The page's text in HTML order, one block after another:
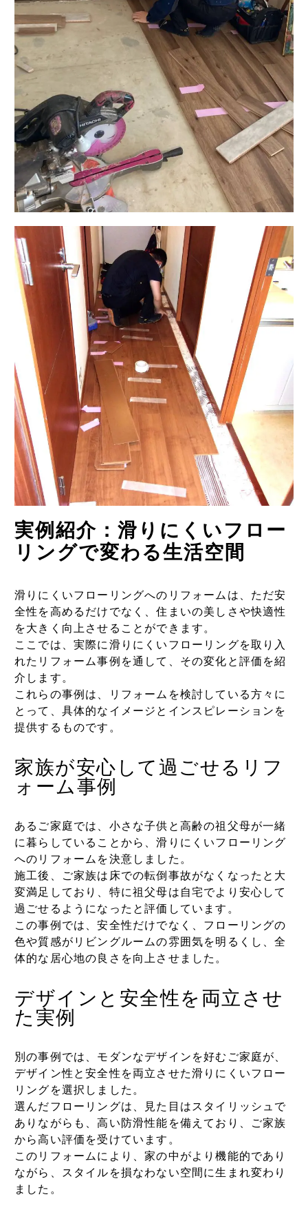
実例紹介：滑りにくいフロー
リングで変わる生活空間
滑りにくいフローリングへのリフォームは、ただ安
全性を高めるだけでなく、住まいの美しさや快適性
を大きく向上させることができます。
ここでは、実際に滑りにくいフローリングを取り入
れたリフォーム事例を通して、その変化と評価を紹
介します。
これらの事例は、リフォームを検討している方々に
とって、具体的なイメージとインスピレーションを
提供するものです。
家族が安心して過ごせるリフ
ォーム事例
あるご家庭では、小さな子供と高齢の祖父母が一緒
に暮らしていることから、滑りにくいフローリング
へのリフォームを決意しました。
施工後、ご家族は床での転倒事故がなくなったと大
変満足しており、特に祖父母は自宅でより安心して
過ごせるようになったと評価しています。
この事例では、安全性だけでなく、フローリングの
色や質感がリビングルームの雰囲気を明るくし、全
体的な居心地の良さを向上させました。
デザインと安全性を両立させ
た実例
別の事例では、モダンなデザインを好むご家庭が、
デザイン性と安全性を両立させた滑りにくいフロー
リングを選択しました。
選んだフローリングは、見た目はスタイリッシュで
ありながらも、高い防滑性能を備えており、ご家族
から高い評価を受けています。
このリフォームにより、家の中がより機能的であり
ながら、スタイルを損なわない空間に生まれ変わり
ました。